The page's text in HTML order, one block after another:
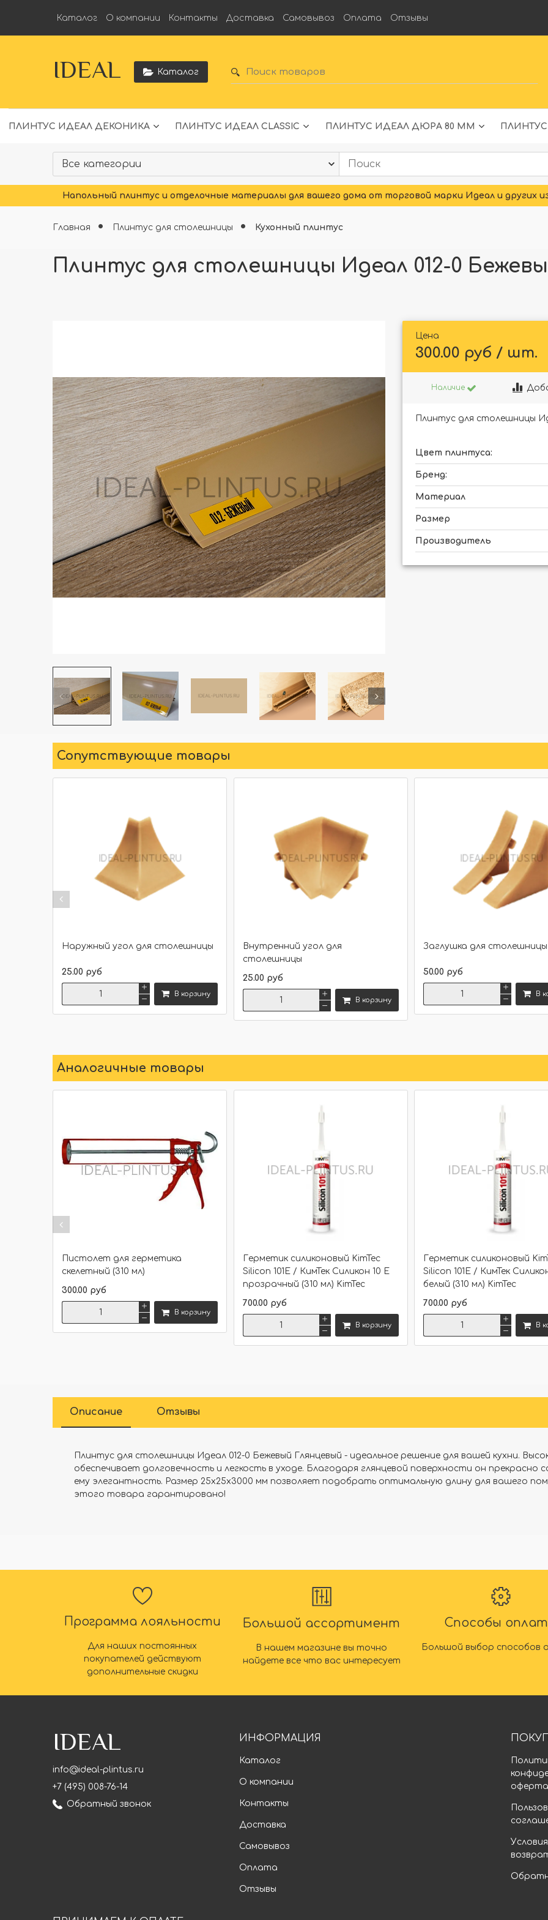
Каталог О компании Контакты Доставка Самовывоз Оплата Отзывы
IDEAL Каталог
ПЛИНТУС ИДЕАЛ ДЕКОНИКА ПЛИНТУС ИДЕАЛ CLASSIC ПЛИНТУС ИДЕАЛ ДЮРА 80 ММ
Напольный плинтус и отделочные материалы для вашего дома от торговой марки Идеал и других
Главная Плинтус для столешницы Кухонный плинтус
Плинтус для столешницы Идеал 012-0
Цена
300.00 руб / шт.
Наличие
Плинтус для столешницы
Цвет плинтуса:
Бренд:
Материал
Размер
Производитель
Сопутствующие товары
Наружный угол для столешницы
25.00 руб
В корзину
Внутренний угол для
столешницы
25.00 руб
В корзину
Заглушка для
50.00 руб
В
Аналогичные товары
Пистолет для герметика
скелетный (310 мл)
300.00 руб
В корзину
Герметик силиконовый KimTec
Silicon 101E / КимТек Силикон 10 Е
прозрачный (310 мл) KimTec
700.00 руб
В корзину
Герметик силиконовый
Silicon 101E / КимТек
белый (310 мл) KimTec
700.00 руб
В
Описание Отзывы
Плинтус для столешницы Идеал 012-0 Бежевый Глянцевый - идеальное решение для вашей кухни.
обеспечивает долговечность и легкость в уходе. Благодаря глянцевой поверхности он
ему элегантность. Размер 25х25х3000 мм позволяет подобрать оптимальную длину для вашего
этого товара гарантировано!
Программа лояльности
Для наших постоянных
покупателей действуют
дополнительные скидки
Большой ассортимент
В нашем магазине вы точно
найдете все что вас интересует
Способы
Большой выбор способов
IDEAL
info@ideal-plintus.ru
+7 (495) 008-76-14
Обратный звонок
ИНФОРМАЦИЯ
Каталог
О компании
Контакты
Доставка
Самовывоз
Оплата
Отзывы
оферта